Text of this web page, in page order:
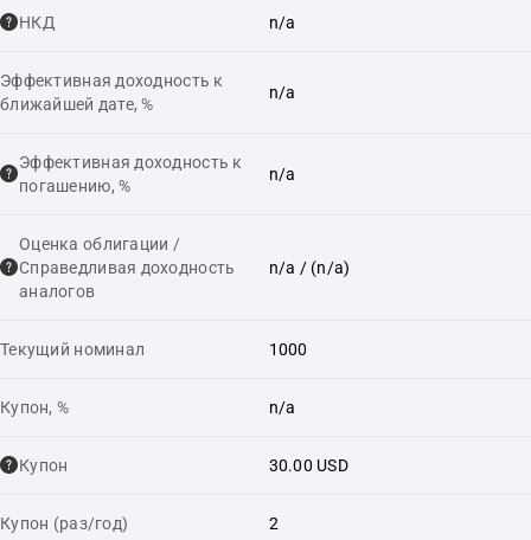
НКД n/a
Эффективная доходность к
ближайшей дате, %
n/a
Эффективная доходность к
погашению, %
n/a
Оценка облигации /
Справедливая доходность
аналогов
n/a / (n/a)
Текущий номинал 1000
Купон, % n/a
Купон 30.00 USD
Купон (раз/год) 2